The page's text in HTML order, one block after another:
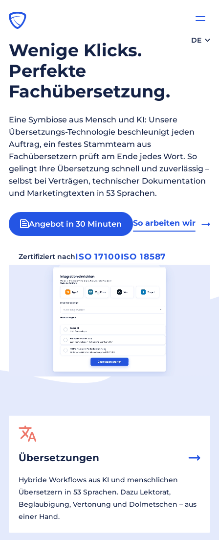
DE
Wenige Klicks.
Perfekte
Fachübersetzung.
Eine Symbiose aus Mensch und KI: Unsere
Übersetzungs-Technologie beschleunigt jeden
Auftrag, ein festes Stammteam aus
Fachübersetzern prüft am Ende jedes Wort. So
gelingt Ihre Übersetzung schnell und zuverlässig –
selbst bei Verträgen, technischer Dokumentation
und Marketingtexten in 53 Sprachen.
Angebot in 30 Minuten So arbeiten wir
Zertifiziert nachISO 17100ISO 18587
Übersetzungen
Hybride Workflows aus KI und menschlichen
Übersetzern in 53 Sprachen. Dazu Lektorat,
Beglaubigung, Vertonung und Dolmetschen – aus
einer Hand.